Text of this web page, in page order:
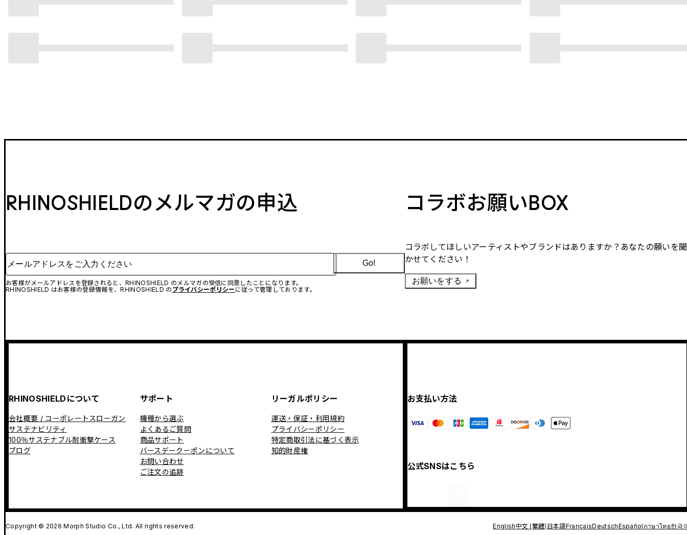
RHINOSHIELDのメルマガの申込
メールアドレスをご入力ください
お客様がメールアドレスを登録されると、RHINOSHIELD のメルマガの受信に同意したことになります。
RHINOSHIELD はお客様の登録情報を、RHINOSHIELD の プライバシーポリシー に従って管理しております。
Go!
コラボお願いBOX
コラボしてほしいアーティストやブランドはありますか？あなたの願いを聞
かせてください！
お願いをする
RHINOSHIELDについて
会社概要 / コーポレートスローガン
サステナビリティ
100％サステナブル耐衝撃ケース
ブログ
サポート
機種から選ぶ
よくあるご質問
商品サポート
バースデークーポンについて
お問い合わせ
ご注文の追跡
リーガルポリシー
運送・保証・利用規約
プライバシーポリシー
特定商取引法に基づく表示
知的財産権
お支払い方法
公式SNSはこちら
English中文 (繁體) 日本語FrançaisDeutschEspañolภาษาไทย한국
Copyright © 2026 Morph Studio Co., Ltd. All rights reserved.